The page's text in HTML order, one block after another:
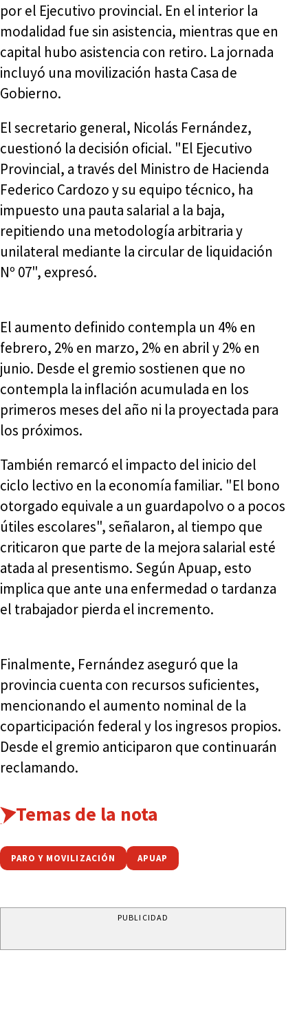
por el Ejecutivo provincial. En el interior la
modalidad fue sin asistencia, mientras que en
capital hubo asistencia con retiro. La jornada
incluyó una movilización hasta Casa de
Gobierno.
El secretario general, Nicolás Fernández,
cuestionó la decisión oficial. "El Ejecutivo
Provincial, a través del Ministro de Hacienda
Federico Cardozo y su equipo técnico, ha
impuesto una pauta salarial a la baja,
repitiendo una metodología arbitraria y
unilateral mediante la circular de liquidación
Nº 07", expresó.
El aumento definido contempla un 4% en
febrero, 2% en marzo, 2% en abril y 2% en
junio. Desde el gremio sostienen que no
contempla la inflación acumulada en los
primeros meses del año ni la proyectada para
los próximos.
También remarcó el impacto del inicio del
ciclo lectivo en la economía familiar. "El bono
otorgado equivale a un guardapolvo o a pocos
útiles escolares", señalaron, al tiempo que
criticaron que parte de la mejora salarial esté
atada al presentismo. Según Apuap, esto
implica que ante una enfermedad o tardanza
el trabajador pierda el incremento.
Finalmente, Fernández aseguró que la
provincia cuenta con recursos suficientes,
mencionando el aumento nominal de la
coparticipación federal y los ingresos propios.
Desde el gremio anticiparon que continuarán
reclamando.
Temas de la nota
PARO Y MOVILIZACIÓN APUAP
PUBLICIDAD